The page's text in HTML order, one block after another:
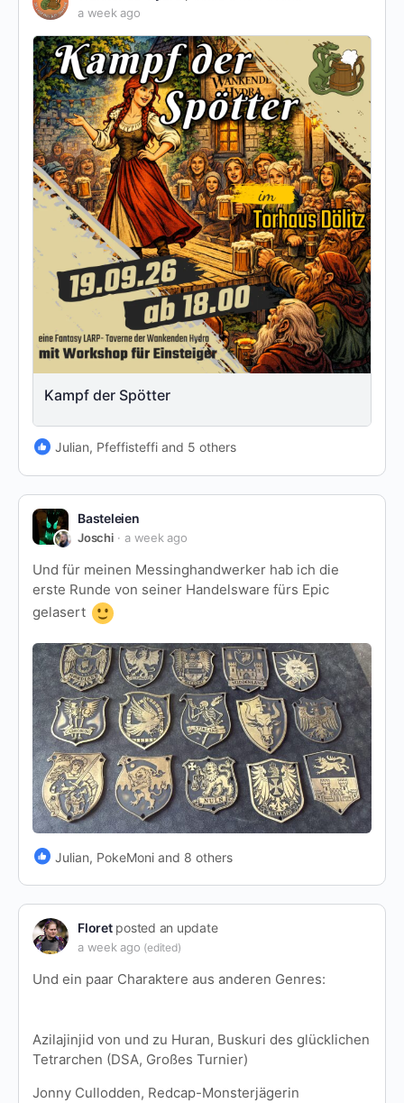
a week ago
Kampf der Spötter
Julian, Pfeffisteffi and 5 others
Basteleien
Joschi a week ago
Und für meinen Messinghandwerker hab ich die
erste Runde von seiner Handelsware fürs Epic
gelasert
Julian, PokeMoni and 8 others
Floretposted an update
a week ago (edited)
Und ein paar Charaktere aus anderen Genres:
Azilajinjid von und zu Huran, Buskuri des glücklichen
Tetrarchen (DSA, Großes Turnier)
Jonny Cullodden, Redcap-Monsterjägerin